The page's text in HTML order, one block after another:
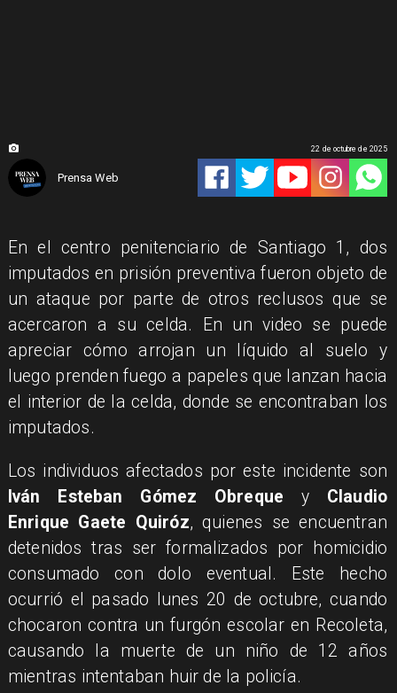
Prensa Web
22 de octubre de 2025
En el centro penitenciario de Santiago 1, dos
imputados en prisión preventiva fueron objeto de
un ataque por parte de otros reclusos que se
acercaron a su celda. En un video se puede
apreciar cómo arrojan un líquido al suelo y
luego prenden fuego a papeles que lanzan hacia
el interior de la celda, donde se encontraban los
imputados.
Los individuos afectados por este incidente son
Iván Esteban Gómez Obreque y Claudio
Enrique Gaete Quiróz, quienes se encuentran
detenidos tras ser formalizados por homicidio
consumado con dolo eventual. Este hecho
ocurrió el pasado lunes 20 de octubre, cuando
chocaron contra un furgón escolar en Recoleta,
causando la muerte de un niño de 12 años
mientras intentaban huir de la policía.